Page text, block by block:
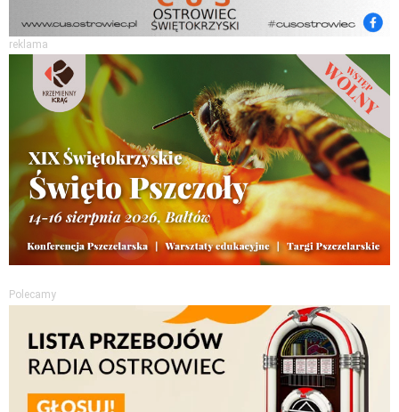
reklama
Polecamy